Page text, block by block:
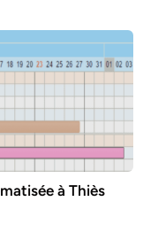
à Thiès